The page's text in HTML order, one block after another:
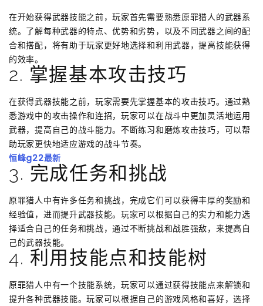
在开始获得武器技能之前，玩家首先需要熟悉原罪猎人的武器系
统。了解每种武器的特点、优势和劣势，以及不同武器之间的配
合和搭配，将有助于玩家更好地选择和利用武器，提高技能获得
的效率。
2. 掌握基本攻击技巧
在获得武器技能之前，玩家需要先掌握基本的攻击技巧。通过熟
悉游戏中的攻击操作和连招，玩家可以在战斗中更加灵活地运用
武器，提高自己的战斗能力。不断练习和磨炼攻击技巧，可以帮
助玩家更快地适应游戏的战斗节奏。
恒峰g22最新
3. 完成任务和挑战
原罪猎人中有许多任务和挑战，完成它们可以获得丰厚的奖励和
经验值，进而提升武器技能。玩家可以根据自己的实力和能力选
择适合自己的任务和挑战，通过不断挑战和战胜强敌，来提高自
己的武器技能。
4. 利用技能点和技能树
原罪猎人中有一个技能系统，玩家可以通过获得技能点来解锁和
提升各种武器技能。玩家可以根据自己的游戏风格和喜好，选择